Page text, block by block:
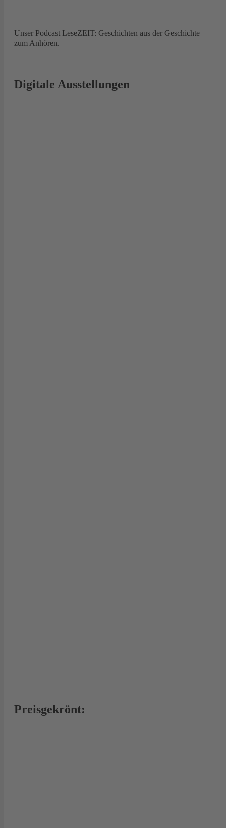
Unser Podcast LeseZEIT: Geschichten aus der Geschichte
zum Anhören.
Digitale Ausstellungen
Preisgekrönt: